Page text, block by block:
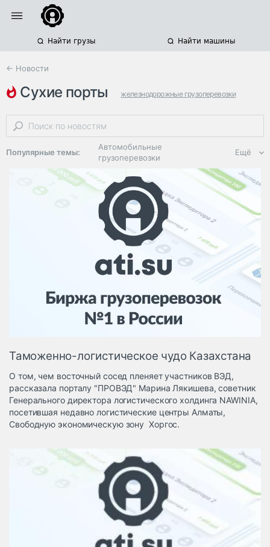
Найти грузы Найти машины
← Новости
сухие порты железнодорожные грузоперевозки
контейнерные грузоперевозки китай
Популярные темы:
Автомобильные
грузоперевозки
Региональная
логистика
ЭДО, ИТ в
логистике
Дороги,
инфраструктура
Логистика, грузы
Негабаритные и
опасные грузы
Безопасность и
Таможня и ВЭД
Склады и
грузовые
терминалы
Коммерческий
транспорт
Спецтехника
Автосервис,
запчасти, шины
Топливо, масла и
автохимия
Дзен
Ещё
Таможенно-логистическое чудо Казахстана
О том, чем восточный сосед пленяет участников ВЭД,
рассказала порталу "ПРОВЭД" Марина Лякишева, советник
Генерального директора логистического холдинга NAWINIA,
посетившая недавно логистические центры Алматы,
Свободную экономическую зону Хоргос.